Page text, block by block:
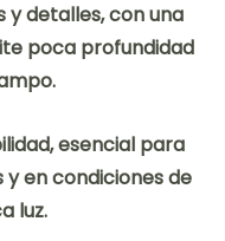
detalles, con una
poca profundidad
esencial para
en condiciones de
luz.